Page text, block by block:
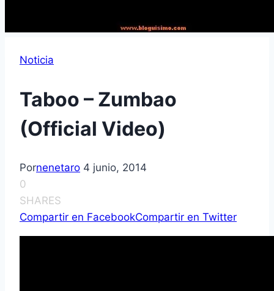
Noticia
Taboo – Zumbao
(Official Video)
Pornenetaro 4 junio, 2014
0
SHARES
Compartir en FacebookCompartir en Twitter